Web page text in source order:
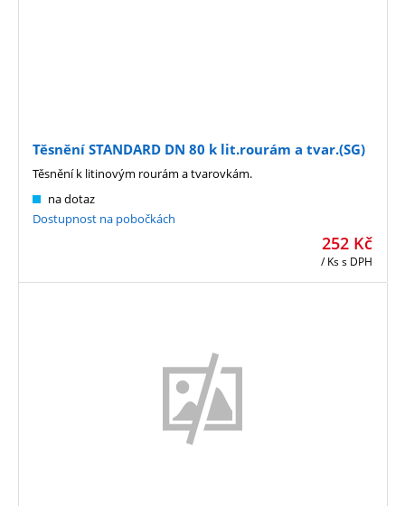
Těsnění STANDARD DN 80 k lit.rourám a tvar.(SG)
252 Kč
/ Kss DPH
na dotaz
Dostupnost na pobočkách
Těsnění k litinovým rourám a tvarovkám.